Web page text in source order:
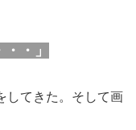
・」
してきた。そして画